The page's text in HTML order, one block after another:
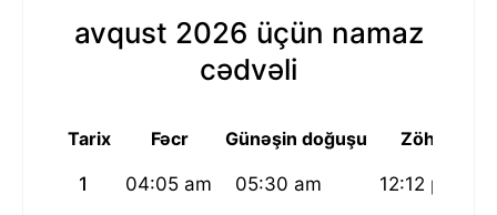
avqust 2026 üçün namaz
cədvəli
Tarix Fəcr Günəşin doğuşu Zöhr
1 04:05 am 05:30 am 12:12 pm